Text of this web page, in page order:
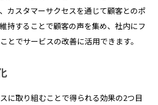
カスタマーサクセスを通じて顧客とのポ
持することで顧客の声を集め、社内にフ
とでサービスの改善に活用できます。
に取り組むことで得られる効果の2つ目